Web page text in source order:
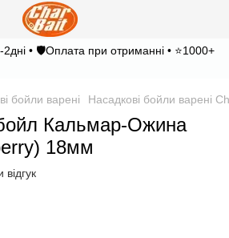
• 🛡️Оплата при отриманні • ⭐1000+
бойли варені Насадкові бойли варені
Кальмар-Ожина
18мм